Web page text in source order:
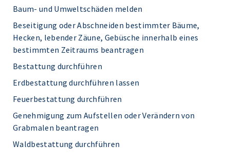
Baum- und Umweltschäden melden
Beseitigung oder Abschneiden bestimmter Bäume,
Hecken, lebender Zäune, Gebüsche innerhalb eines
bestimmten Zeitraums beantragen
Bestattung durchführen
Erdbestattung durchführen lassen
Feuerbestattung durchführen
Genehmigung zum Aufstellen oder Verändern von
Grabmalen beantragen
Waldbestattung durchführen